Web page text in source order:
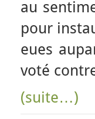
au
pour
eues
voté
(suite…)